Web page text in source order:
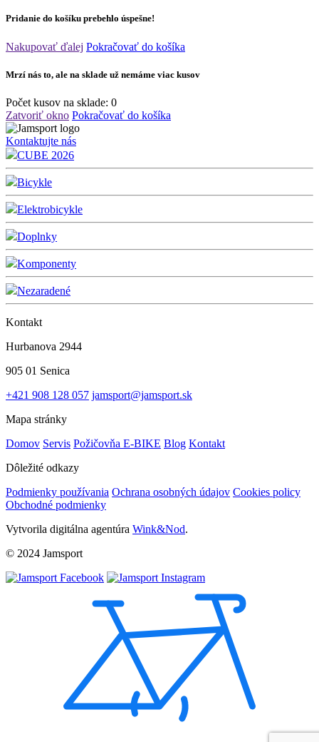
Pridanie do košíku prebehlo úspešne!
Nakupovať ďalej Pokračovať do košíka
Mrzí nás to, ale na sklade už nemáme viac kusov
Počet kusov na sklade: 0
Zatvoriť okno Pokračovať do košíka
Kontaktujte nás
CUBE 2026
Bicykle
Elektrobicykle
Doplnky
Komponenty
Nezaradené
Kontakt
Hurbanova 2944
905 01 Senica
+421 908 128 057 jamsport@jamsport.sk
Mapa stránky
Domov Servis Požičovňa E-BIKE Blog Kontakt
Dôležité odkazy
Podmienky používania Ochrana osobných údajov Cookies policy
Obchodné podmienky
Vytvorila digitálna agentúra Wink&Nod.
© 2024 Jamsport